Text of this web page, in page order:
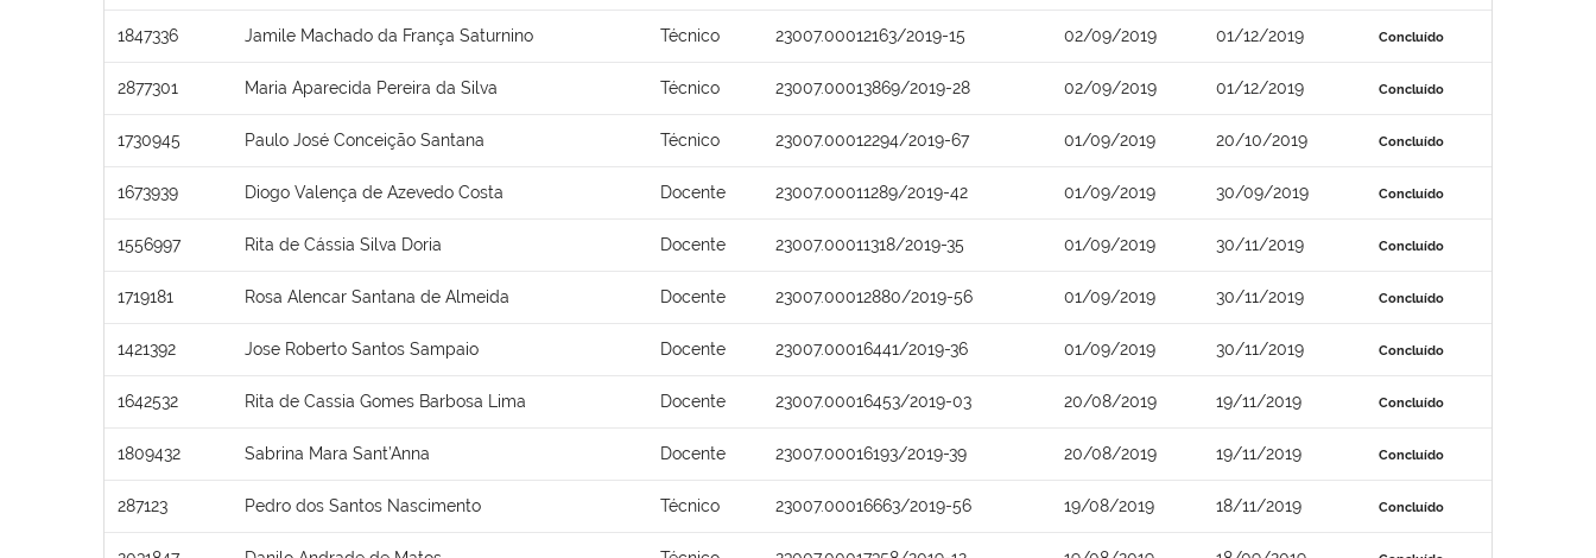
1847336 Jamile Machado da França Saturnino Técnico 23007.00012163/2019-15 02/09/2019 01/12/2019 Concluído
2877301 Maria Aparecida Pereira da Silva Técnico 23007.00013869/2019-28 02/09/2019 01/12/2019 Concluído
1730945 Paulo José Conceição Santana Técnico 23007.00012294/2019-67 01/09/2019 20/10/2019 Concluído
1673939 Diogo Valença de Azevedo Costa Docente 23007.00011289/2019-42 01/09/2019 30/09/2019 Concluído
1556997 Rita de Cássia Silva Doria Docente 23007.00011318/2019-35 01/09/2019 30/11/2019 Concluído
1719181 Rosa Alencar Santana de Almeida Docente 23007.00012880/2019-56 01/09/2019 30/11/2019 Concluído
1421392 Jose Roberto Santos Sampaio Docente 23007.00016441/2019-36 01/09/2019 30/11/2019 Concluído
1642532 Rita de Cassia Gomes Barbosa Lima Docente 23007.00016453/2019-03 20/08/2019 19/11/2019 Concluído
1809432 Sabrina Mara Sant’Anna Docente 23007.00016193/2019-39 20/08/2019 19/11/2019 Concluído
287123 Pedro dos Santos Nascimento Técnico 23007.00016663/2019-56 19/08/2019 18/11/2019 Concluído